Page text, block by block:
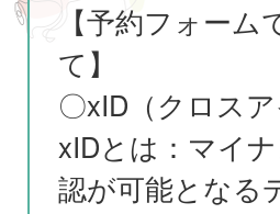
【予約フォーム
て】
〇xID（クロス
xIDとは：マイ
認が可能となる